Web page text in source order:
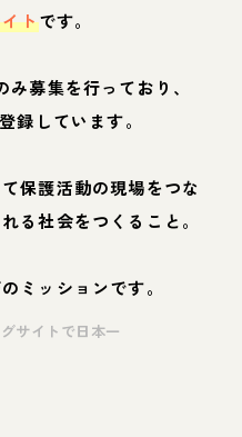
トです。
募集を行っており、
録しています。
保護活動の現場をつな
る社会をつくること。
ミッションです。
サイトで日本一